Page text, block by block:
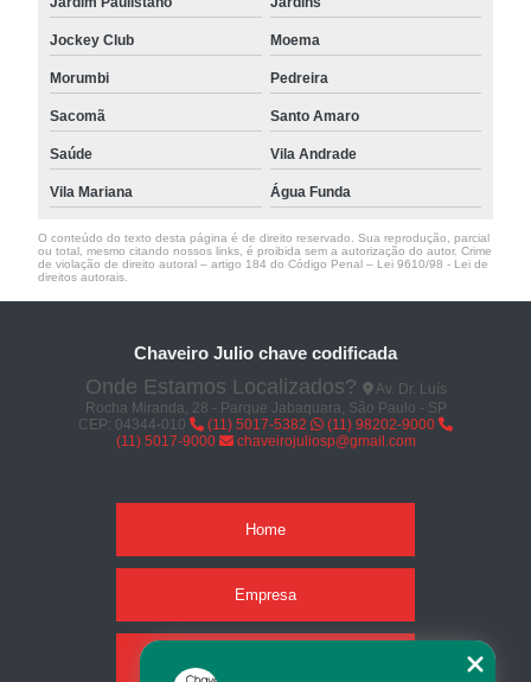
Jockey Club Moema
Morumbi Pedreira
Sacomã Santo Amaro
Saúde Vila Andrade
Vila Mariana Água Funda
O conteúdo do texto desta página é de direito reservado. Sua reprodução, parcial
ou total, mesmo citando nossos links, é proibida sem a autorização do autor. Crime
de violação de direito autoral – artigo 184 do Código Penal – Lei 9610/98 - Lei de
direitos autorais
Chaveiro Julio chave codificada
Onde Estamos Localizados?
Av. Dr. Luís
Rocha Miranda, 28 - Parque Jabaquara, São Paulo - SP
CEP: 04344-010
(11) 5017-5382
(11) 98202-9000
(11) 5017-9000
chaveirojuliosp@gmail.com
Home
Empresa